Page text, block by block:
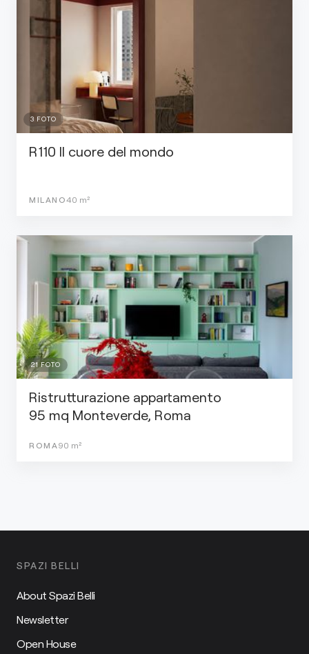
3 FOTO
R110 Il cuore del mondo
MILANO40 m²
21 FOTO
Ristrutturazione appartamento
95 mq Monteverde, Roma
ROMA 90 m²
SPAZI BELLI
About Spazi Belli
Newsletter
Open House